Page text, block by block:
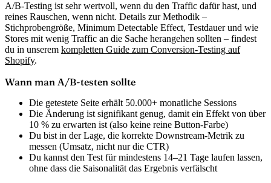
A/B-Testing ist sehr wertvoll, wenn du den Traffic dafür hast, und
reines Rauschen, wenn nicht. Details zur Methodik –
Stichprobengröße, Minimum Detectable Effect, Testdauer und wie
Stores mit wenig Traffic an die Sache herangehen sollten – findest
du in unserem kompletten Guide zum Conversion-Testing auf
Shopify.
Wann man A/B-testen sollte
Die getestete Seite erhält 50.000+ monatliche Sessions
Die Änderung ist signifikant genug, damit ein Effekt von über
10 % zu erwarten ist (also keine reine Button-Farbe)
Du bist in der Lage, die korrekte Downstream-Metrik zu
messen (Umsatz, nicht nur die CTR)
Du kannst den Test für mindestens 14–21 Tage laufen lassen,
ohne dass die Saisonalität das Ergebnis verfälscht